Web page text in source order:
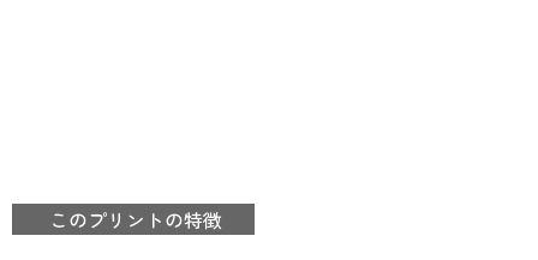
このプリントの特徴